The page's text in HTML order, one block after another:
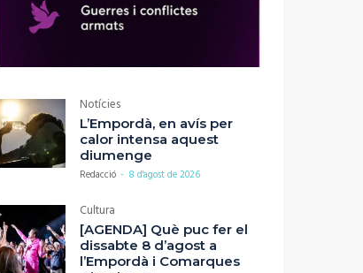
Notícies
L’Empordà, en avís per
calor intensa aquest
diumenge
Redacció - 8 d'agost de 2026
Cultura
[AGENDA] Què puc fer el
dissabte 8 d’agost a
l’Empordà i Comarques